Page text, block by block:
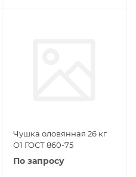
Чушка оловянная 26 кг
О1 ГОСТ 860-75
По запросу